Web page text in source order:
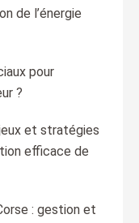
de l’énergie
pour
?
et stratégies
efficace de
: gestion et